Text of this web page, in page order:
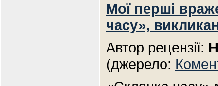
Мої перші
часу»,
Автор рецензії:
(джерело: